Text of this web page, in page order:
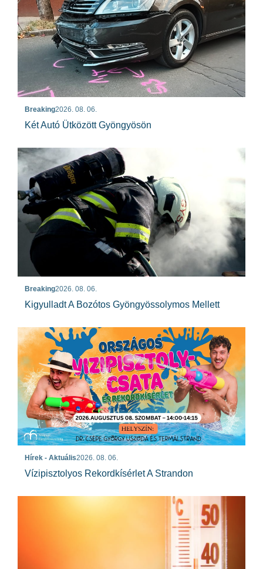
Breaking2026. 08. 06.
Két Autó Ütközött Gyöngyösön
Breaking2026. 08. 06.
Kigyulladt A Bozótos Gyöngyössolymos Mellett
Hírek - Aktuális2026. 08. 06.
Vízipisztolyos Rekordkísérlet A Strandon